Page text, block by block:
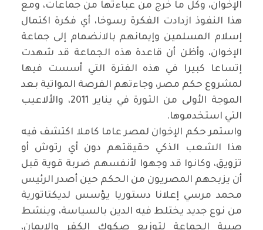
الإخوان، وكل ما خرج من عباءتها من جماعات، ومع
هذا النفوذ ازدادت الفكرة رسوخا، أي فكرة اكتمال
إسلام المسلمين وإيمانهم بالانضمام إلى جماعة
الإخوان، وأظن أن قاعدة هذه الجماعة قد شهدت
إتساعا كبيرا في هذه الفترة التي أسست فيها
لمشروع حكم مصر، وجاءتهم الفرصة المواتية بعد
الموجة الأولى من الثورة في يناير 2011، والألاعيب
التي استخدموها.
واستمر حكم الإخوان لمصر عاما كاملا اكتشف فيه
هذا الشعب الذكي حقيقتهم دون أي رتوش أو
تزويق، وكانوا قد وجهوا لأنفسهم ضربة قوية قبل
أن يزيحهم المصريون من الحكم حين أصدر الرئيس
محمد مرسي إعلانا دستوريا يؤسس لديكتاتورية
من نوع جديد يختلط فيه الدين بالسياسة، وينشط
صبية الجماعة لتوزيع صكوك الكفر والإيمان،